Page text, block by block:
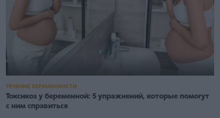
ТЕЧЕНИЕ БЕРЕМЕННОСТИ
Токсикоз у беременной: 5 упражнений, которые помогут
с ним справиться